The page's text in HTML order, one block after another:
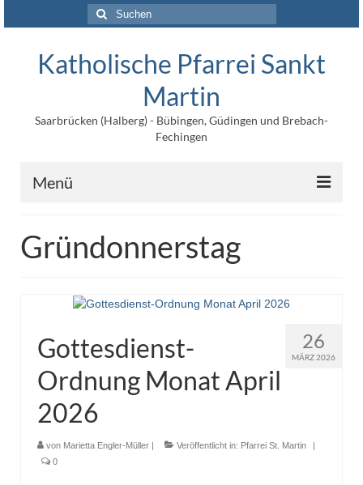
Suchen
nach:
Katholische Pfarrei Sankt
Martin
Saarbrücken (Halberg) - Bübingen, Güdingen und Brebach-
Fechingen
Menü
Veröffentlichungen
Kontakt
Maltische für Kinder
Pfadfinder
Gründonnerstag
26
MÄRZ 2026
Gottesdienst-
Ordnung Monat April
2026
von Marietta Engler-Müller Veröffentlicht in: Pfarrei St. Martin
0